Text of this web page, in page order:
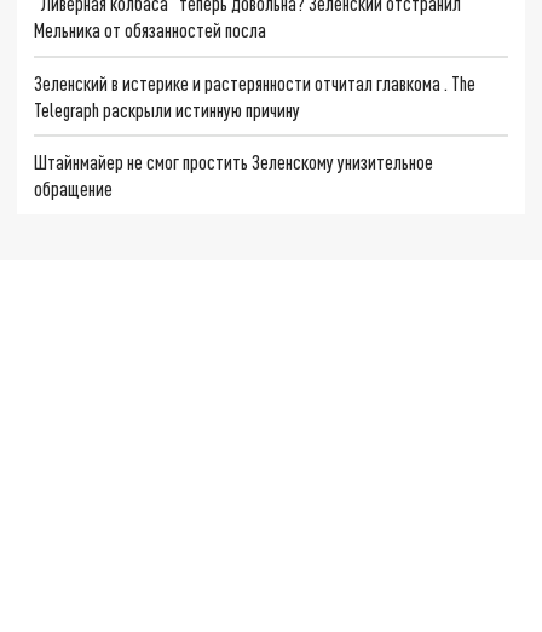
Мельника от обязанностей посла
Зеленский в истерике и растерянности отчитал главкома . The
Telegraph раскрыли истинную причину
Штайнмайер не смог простить Зеленскому унизительное
обращение